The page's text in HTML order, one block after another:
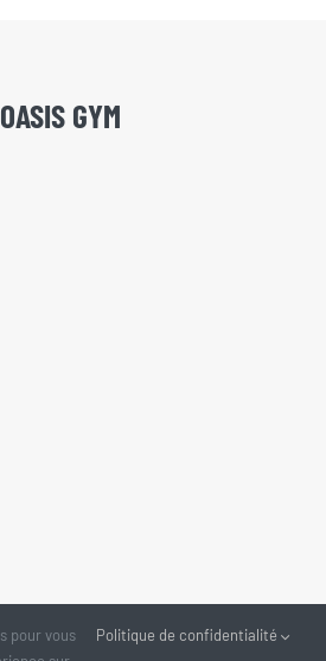
OASIS GYM
pour vous
Politique de confidentialité